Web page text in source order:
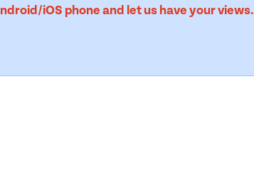
iOS phone and let us have your views.